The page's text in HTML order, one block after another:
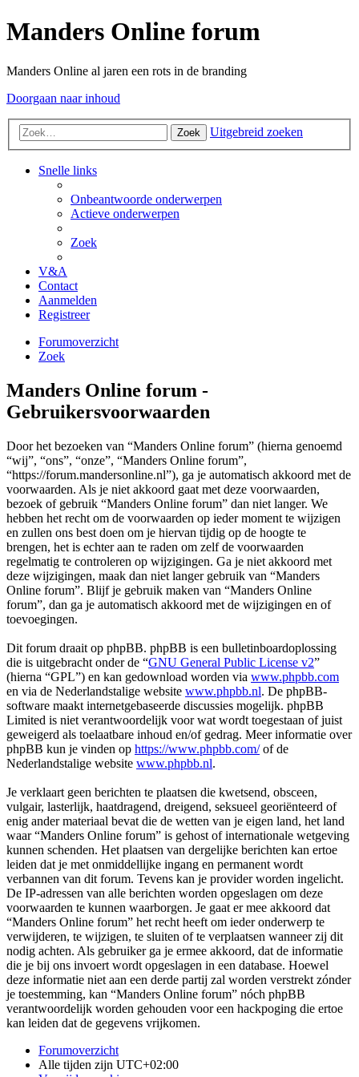
Manders Online forum
Manders Online al jaren een rots in de branding
Doorgaan naar inhoud
Zoek Uitgebreid zoeken
Snelle links
Onbeantwoorde onderwerpen
Actieve onderwerpen
Zoek
V&A
Contact
Aanmelden
Registreer
Forumoverzicht
Zoek
Manders Online forum -
Gebruikersvoorwaarden
Door het bezoeken van “Manders Online forum” (hierna genoemd
“wij”, “ons”, “onze”, “Manders Online forum”,
“https://forum.mandersonline.nl”), ga je automatisch akkoord met de
voorwaarden. Als je niet akkoord gaat met deze voorwaarden,
bezoek of gebruik “Manders Online forum” dan niet langer. We
hebben het recht om de voorwaarden op ieder moment te wijzigen
en zullen ons best doen om je hiervan tijdig op de hoogte te
brengen, het is echter aan te raden om zelf de voorwaarden
regelmatig te controleren op wijzigingen. Ga je niet akkoord met
deze wijzigingen, maak dan niet langer gebruik van “Manders
Online forum”. Blijf je gebruik maken van “Manders Online
forum”, dan ga je automatisch akkoord met de wijzigingen en of
toevoegingen.
Dit forum draait op phpBB. phpBB is een bulletinboardoplossing
die is uitgebracht onder de “GNU General Public License v2”
(hierna “GPL”) en kan gedownload worden via www.phpbb.com
en via de Nederlandstalige website www.phpbb.nl. De phpBB-
software maakt internetgebaseerde discussies mogelijk. phpBB
Limited is niet verantwoordelijk voor wat wordt toegestaan of juist
geweigerd als toelaatbare inhoud en/of gedrag. Meer informatie over
phpBB kun je vinden op https://www.phpbb.com/of de
Nederlandstalige website www.phpbb.nl.
Je verklaart geen berichten te plaatsen die kwetsend, obsceen,
vulgair, lasterlijk, haatdragend, dreigend, seksueel georiënteerd of
enig ander materiaal bevat die de wetten van je eigen land, het land
waar “Manders Online forum” is gehost of internationale wetgeving
kunnen schenden. Het plaatsen van dergelijke berichten kan ertoe
leiden dat je met onmiddellijke ingang en permanent wordt
verbannen van dit forum. Tevens kan je provider worden ingelicht.
De IP-adressen van alle berichten worden opgeslagen om deze
voorwaarden te kunnen waarborgen. Je gaat er mee akkoord dat
“Manders Online forum” het recht heeft om ieder onderwerp te
verwijderen, te wijzigen, te sluiten of te verplaatsen wanneer zij dit
nodig achten. Als gebruiker ga je ermee akkoord, dat de informatie
die je bij ons invoert wordt opgeslagen in een database. Hoewel
deze informatie niet aan een derde partij zal worden verstrekt zónder
je toestemming, kan “Manders Online forum” nóch phpBB
verantwoordelijk worden gehouden voor een hackpoging die ertoe
kan leiden dat de gegevens vrijkomen.
Forumoverzicht
Alle tijden zijn UTC+02:00